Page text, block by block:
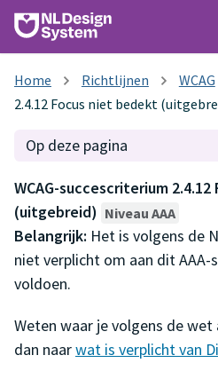
Richtlijnen
WCAG
2.4.12 Focus niet bedekt
Op deze pagina
WCAG-succescriterium
(uitgebreid) Niveau AAA
Belangrijk: Het is volgens de
niet verplicht om aan dit
voldoen.
Weten waar je volgens de wet
dan naarwat is verplicht van